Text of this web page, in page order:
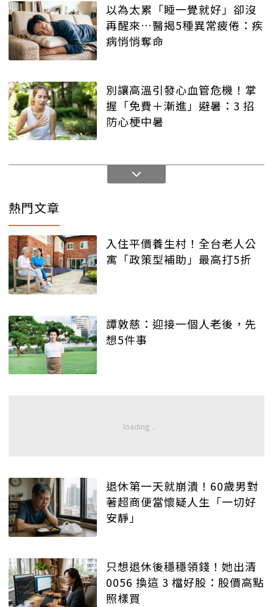
以為太累「睡一覺就好」卻沒
再醒來…醫揭5種異常疲倦：疾
病悄悄奪命
別讓高溫引發心血管危機！掌
握「免費＋漸進」避暑：3 招
防心梗中暑
熱門文章
入住平價養生村！全台老人公
寓「政策型補助」最高打5折
譚敦慈：迎接一個人老後，先
想5件事
退休第一天就崩潰！60歲男對
著超商便當懷疑人生「一切好
安靜」
只想退休後穩穩領錢！她出清
0056 換這 3 檔好股：股價高點
照樣買